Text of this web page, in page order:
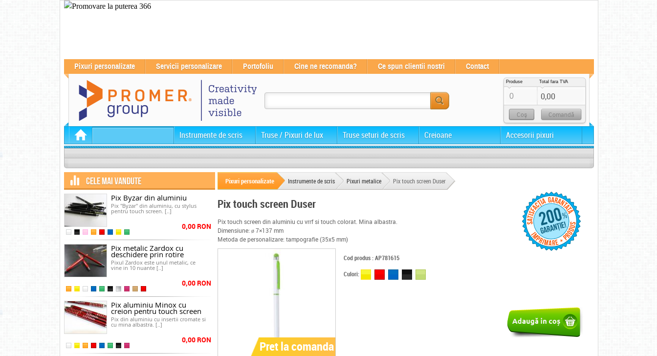
Pixuri personalizate Servicii personalizare Portofoliu Cine ne recomanda? Ce spun clientii nostri Contact
Produse Total fara TVA
0 0,00
Coş Comandă
Instrumente de scris Truse / Pixuri de lux Truse seturi de scris Creioane Accesorii pixuri
CELE MAI VANDUTE
Pix Byzar din aluminiu
Pix "Byzar" din aluminiu, cu stylus
pentru touch screen. [..]
0,00 RON
Pix metalic Zardox cu
deschidere prin rotire
Pixul Zardox este unul metalic, ce
vine in 10 nuante [..]
0,00 RON
Pix aluminiu Minox cu
creion pentru touch screen
Pix din aluminiu cu insertii cromate si
cu mina albastra. [..]
0,00 RON
Pixuri personalizate Instrumente de scris Pixuri metalice Pix touch screen Duser
Pix touch screen Duser
Pix touch screen din aluminiu cu vrrf si touch colorat. Mina albastra.
Dimensiune: ø 7×137 mm
Metoda de personalizare: tampografie (35x5 mm)
Pret la comanda
Cod produs : AP781615
Culori: